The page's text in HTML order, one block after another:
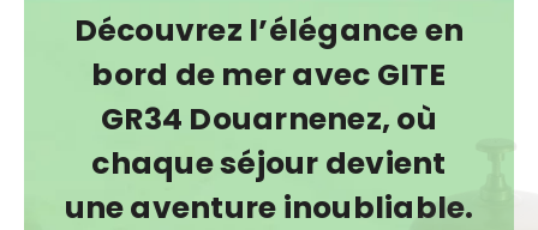
Découvrez l’élégance en
bord de mer avec GITE
GR34 Douarnenez, où
chaque séjour devient
une aventure inoubliable.